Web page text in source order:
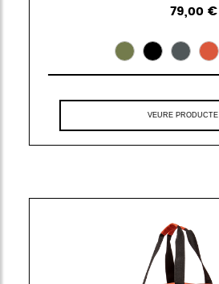
79,00 €
VEURE PRODUCTE